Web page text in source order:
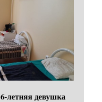
девушка